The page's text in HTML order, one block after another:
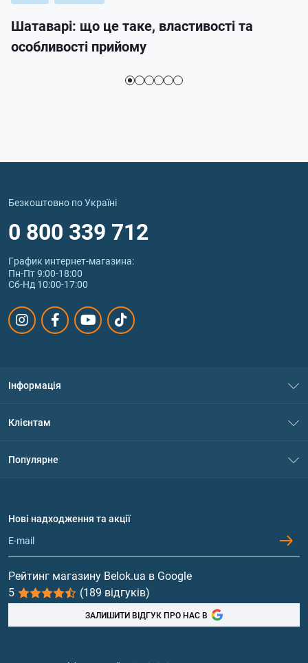
Шатаварі: що це таке, властивості та
особливості прийому
Безкоштовно по Україні
0 800 339 712
График интернет‑магазина:
Пн-Пт 9:00-18:00
Сб-Нд 10:00-17:00
Інформація
Політика конфіденційності
Обмін та повернення
Клієнтам
Популярне
Протеїн
Гейнери
Вітаміни та мінерали
Риб'ячий жир, жирні кислоти
Нові надходження та акції
Рейтинг магазину Belok.ua в Google
5
(189 відгуків)
ЗАЛИШИТИ ВІДГУК ПРО НАС В